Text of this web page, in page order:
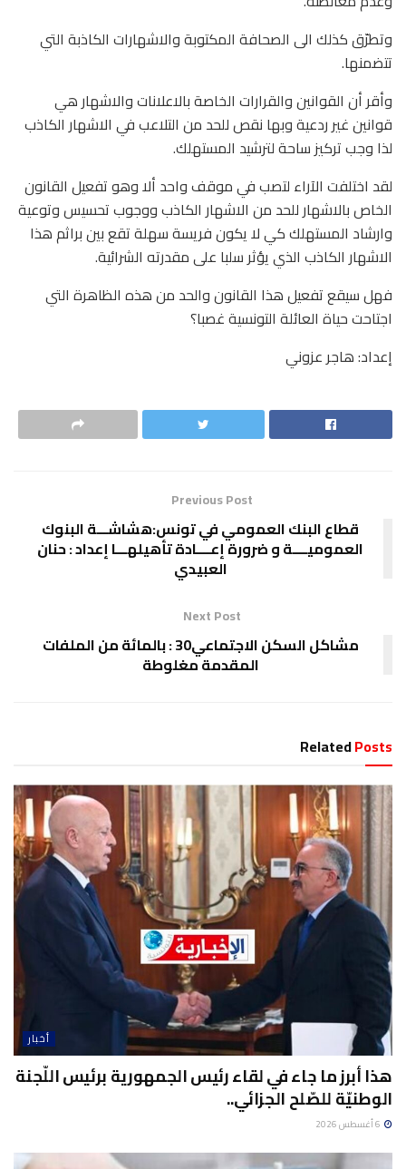
وتطرّق كذلك الى الصحافة المكتوبة والاشهارات الكاذبة التي
تتضمنها.
وأقر أن القوانين والقرارات الخاصة بالاعلانات والاشهار هي
قوانين غير ردعية وبها نقص للحد من التلاعب في الاشهار الكاذب
لذا وجب تركيز ساحة لترشيد المستهلك.
لقد اختلفت الآراء لتصب في موقف واحد ألا وهو تفعيل القانون
الخاص بالاشهار للحد من الاشهار الكاذب ووجوب تحسيس وتوعية
وارشاد المستهلك كي لا يكون فريسة سهلة تقع بين براثم هذا
الاشهار الكاذب الذي يؤثر سلبا على مقدرته الشرائية.
فهل سيقع تفعيل هذا القانون والحد من هذه الظاهرة التي
اجتاحت حياة العائلة التونسية غصبا؟
إعداد: هاجر عزوني
Previous Post
قطاع البنك العمومي في تونس:هشاشـــة البنوك
العموميــــة و ضرورة إعــــادة تأهيلهـــا إعداد : حنان
العبيدي
Next Post
مشاكل السكن الاجتماعي30 : بالمائة من الملفات
المقدمة مغلوطة
RelatedPosts
أخبار
هذا أبرز ما جاء في لقاء رئيس الجمهورية برئيس اللّجنة
الوطنيّة للصّلح الجزائي..